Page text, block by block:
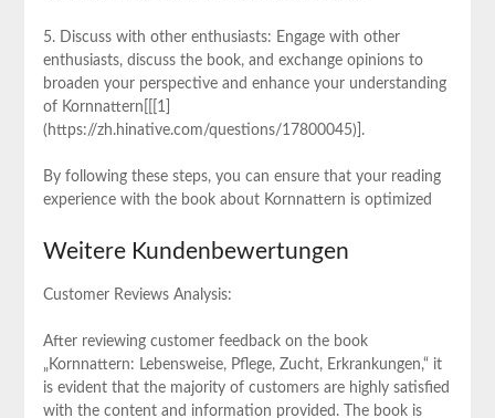
5. Discuss with other enthusiasts: Engage with other
enthusiasts, discuss the book, and exchange opinions to
broaden your perspective and enhance your understanding
of Kornnattern[[[1]
(https://zh.hinative.com/questions/17800045)].
By following these steps, you can ensure that your reading
experience with the book about Kornnattern is optimized
Weitere Kundenbewertungen
Customer Reviews Analysis:
After reviewing customer feedback on the book
„Kornnattern: Lebensweise, Pflege, Zucht, Erkrankungen,“ it
is evident that the majority of customers are highly satisfied
with the content and information provided. The book is